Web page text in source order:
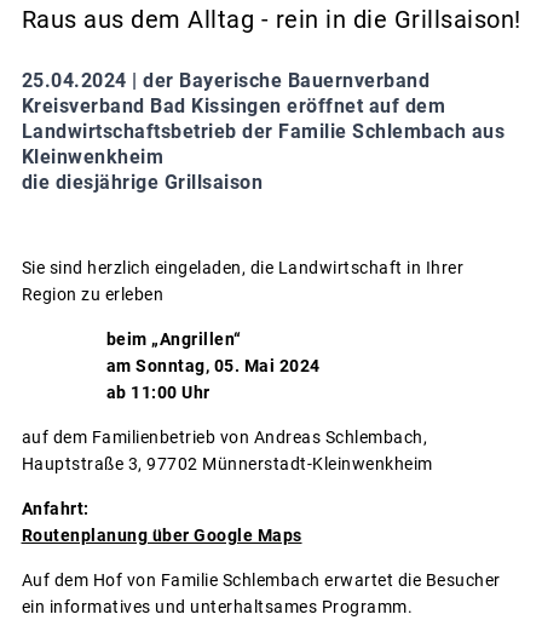
Raus aus dem Alltag - rein in die Grillsaison!
25.04.2024 | der Bayerische Bauernverband
Kreisverband Bad Kissingen eröffnet auf dem
Landwirtschaftsbetrieb der Familie Schlembach aus
Kleinwenkheim
die diesjährige Grillsaison
Sie sind herzlich eingeladen, die Landwirtschaft in Ihrer
Region zu erleben
beim „Angrillen“
am Sonntag, 05. Mai 2024
ab 11:00 Uhr
auf dem Familienbetrieb von Andreas Schlembach,
Hauptstraße 3, 97702 Münnerstadt-Kleinwenkheim
Anfahrt:
Routenplanung über Google Maps
Auf dem Hof von Familie Schlembach erwartet die Besucher
ein informatives und unterhaltsames Programm.